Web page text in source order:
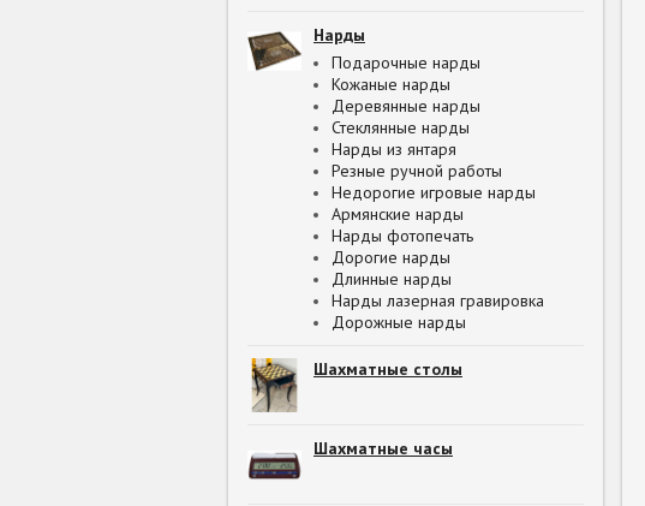
Нарды
Подарочные нарды
Кожаные нарды
Деревянные нарды
Стеклянные нарды
Нарды из янтаря
Резные ручной работы
Недорогие игровые нарды
Армянские нарды
Нарды фотопечать
Дорогие нарды
Длинные нарды
Нарды лазерная гравировка
Дорожные нарды
Шахматные столы
Шахматные часы